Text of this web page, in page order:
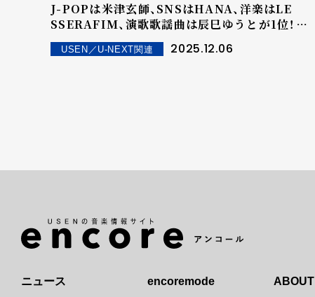
J-POPは米津玄師、SNSはHANA、洋楽はLE
SSERAFIM、演歌歌謡曲は辰巳ゆうとが1位！――
2025年11月 月間 USEN HITランキング
TOP10を発表！
USEN／U-NEXT関連 2025.12.06
ニュース encoremode ABOUT